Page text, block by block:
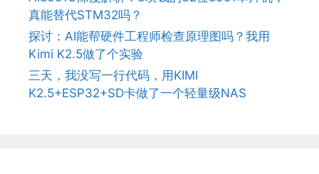
真能替代STM32吗？
探讨：AI能帮硬件工程师检查原理图吗？我用
Kimi K2.5做了个实验
三天，我没写一行代码，用KIMI
K2.5+ESP32+SD卡做了一个轻量级NAS